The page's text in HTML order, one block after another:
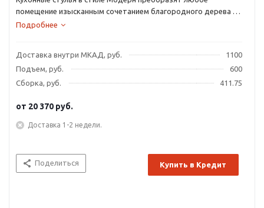
помещение изысканным сочетанием благородного дерева и
натуральных обивочных материалов
Подробнее
Доставка внутри МКАД, руб.
1100
Подъем, руб.
600
Сборка, руб.
411.75
от 20 370 руб.
Доставка 1-2 недели.
Поделиться Купить в Кредит